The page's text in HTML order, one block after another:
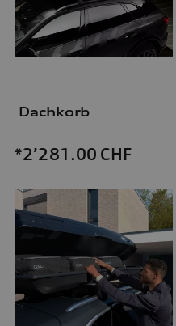
Dachkorb
*2’281.00 CHF